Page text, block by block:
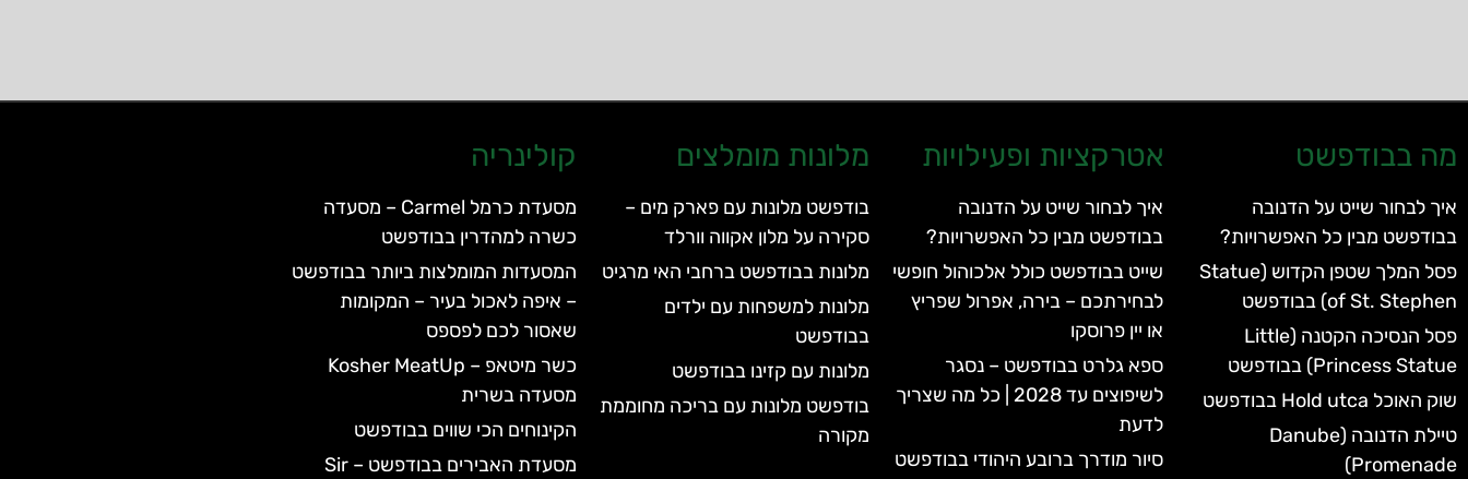
מה בבודפשט
איך לבחור שייט על הדנובה
בבודפשט מבין כל האפשרויות?
פסל המלך שטפן הקדוש (Statue
of St. Stephen) בבודפשט
פסל הנסיכה הקטנה (Little
Princess Statue) בבודפשט
שוק האוכל Hold utca בבודפשט
טיילת הדנובה (Danube
Promenade)
אטרקציות ופעילויות
איך לבחור שייט על הדנובה
בבודפשט מבין כל האפשרויות?
שייט בבודפשט כולל אלכוהול חופשי
לבחירתכם – בירה, אפרול שפריץ
או יין פרוסקו
ספא גלרט בבודפשט – נסגר
לשיפוצים עד 2028 | כל מה שצריך
לדעת
סיור מודרך ברובע היהודי בבודפשט
מלונות מומלצים
בודפשט מלונות עם פארק מים –
סקירה על מלון אקווה וורלד
מלונות בבודפשט ברחבי האי מרגיט
מלונות למשפחות עם ילדים
בבודפשט
מלונות עם קזינו בבודפשט
בודפשט מלונות עם בריכה מחוממת
מקורה
קולינריה
מסעדת כרמל Carmel – מסעדה
כשרה למהדרין בבודפשט
המסעדות המומלצות ביותר בבודפשט
– איפה לאכול בעיר – המקומות
שאסור לכם לפספס
כשר מיטאפ – Kosher MeatUp
מסעדה בשרית
הקינוחים הכי שווים בבודפשט
מסעדת האבירים בבודפשט – Sir